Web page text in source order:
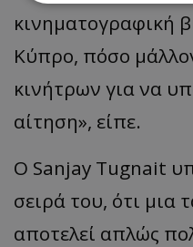
κινηματογραφική
Κύπρο, πόσο
κινήτρων για να
αίτηση», είπε.
Ο Sanjay Tugnait
σειρά του, ότι μια
αποτελεί απλώς
Στόχευσης
Μη
Τα απολύτως
Ο ιστότοπος δεν
χωρίς τα απολύτως
Ονοματεπώνυμο
usprivacy